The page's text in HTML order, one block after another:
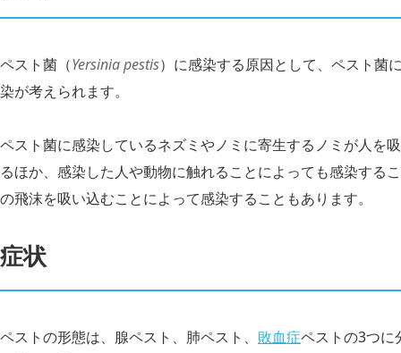
ペスト菌（Yersinia pestis）に感染する原因として、ペスト菌
染が考えられます。
ペスト菌に感染しているネズミやノミに寄生するノミが人を
るほか、感染した人や動物に触れることによっても感染する
の飛沫を吸い込むことによって感染することもあります。
症状
ペストの形態は、腺ペスト、肺ペスト、 敗血症ペストの3つに